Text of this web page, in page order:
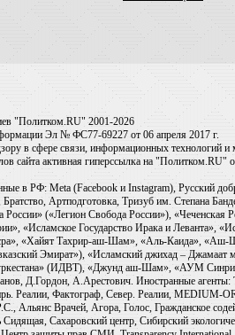
"Политком.RU" 2001-2026
Эл № ФС77-69227 от 06 апреля 2017 г.
в сфере связи, информационных технологий
сайта активная гиперссылка на "Политком.RU"
в РФ: Meta (Facebook и Instagram), Русский
Артподготовка, Тризуб им. Степана
(«Легион Свобода России»),
«Исламское Государство Ирака и
«Хайят Тахрир-аш-Шам», «Аль-Каида»,
Эмират»), «Исламский джихад –
(ИДВТ), «Джунд аш-Шам», «АУМ
Д.Гордон, А.Арестович. Иностранные
Реалии, Фактограф, Север. Реалии,
Врачей, Агора, Голос, Гражданское
Сахаровский центр, Сибирский